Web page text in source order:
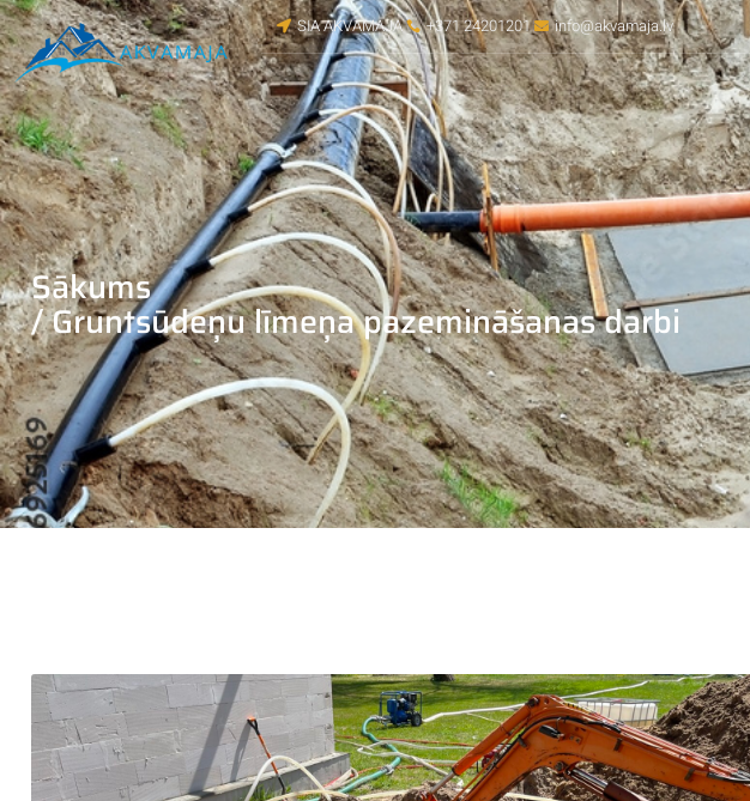
SIA AKVAMAJA +371 24201201 info@akvamaja.lv
Sākums
/ Gruntsūdeņu līmeņa pazemināšanas darbi